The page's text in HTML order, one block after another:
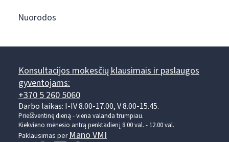
Nuorodos
Konsultacijos mokesčių klausimais ir paslaugos
gyventojams:
+370 5 260 5060
Darbo laikas: I-IV 8.00-17.00, V 8.00-15.45.
Prieššventinę dieną - viena valanda trumpiau.
Kiekvieno mėnesio antrą penktadienį 8.00 val. - 12.00 val.
Paklausimas per Mano VMI